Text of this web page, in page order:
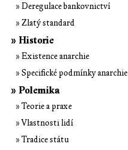
» Deregulace bankovnictví
» Zlatý standard
» Historie
» Existence anarchie
» Specifické podmínky anarchie
» Polemika
» Teorie a praxe
» Vlastnosti lidí
» Tradice státu